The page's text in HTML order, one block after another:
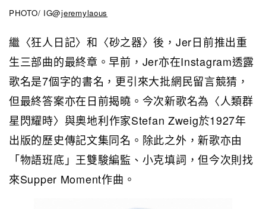
PHOTO/ IG@jeremylaous
繼 〈狂人日記〉和 〈砂之器〉後，Jer日前推出重
生三部曲的最終章。早前，Jer亦在Instagram透露
歌名是7個字的書名，更引來大批網民留言競猜，
但最終答案亦在日前揭曉。今次新歌名為 〈人類群
星閃耀時〉與奧地利作家Stefan Zweig於1927年
出版的歷史傳記文集同名。除此之外，新歌亦由
「物語班底」王雙駿編監、小克填詞，但今次則找
來Supper Moment作曲。